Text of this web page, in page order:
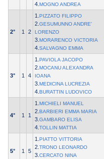
4. MOGNO ANDREA
2° 1 2
1. PIZZATO FILIPPO
2. GESUMUNNO ANDRE'
LORENZO
3. MORARENCO VICTORIA
4. SALVAGNO EMMA
3° 1 4
1. PAVIOLA JACOPO
2. MOCANU ALEXANDRA
IOANA
3. MEDICINA LUCREZIA
4. BURATTIN LUDOVICO
4° 1 1
1. MICHIELI MANUEL
2. BARBIERI EMMA MARIA
3. GAMBARO ELISA
4. TOLLIN MATTIA
5° 1 5
1. PIATTO VITTORIA
2. TRONO LEONARDO
3. CERCATO NINA